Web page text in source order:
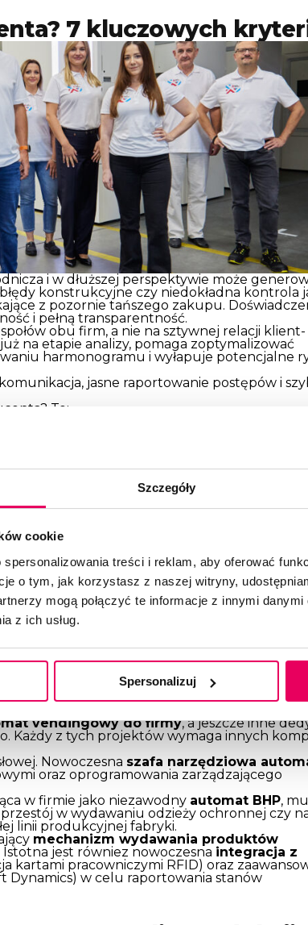
Szczegóły
cookie
treści i reklam, aby oferować
o tym, jak korzystasz z naszej witryny,
mogą połączyć te informacje z innymi
z ich usług.
Spersonalizuj
7 kluczowych
i w dłuższej perspektywie może
konstrukcyjne czy niedokładna kontrola
z pozornie tańszego zakupu.
i pełną transparentność.
obu firm, a nie na sztywnej relacji klient-
na etapie analizy, pomaga zoptymalizować
harmonogramu i wyłapuje potencjalne
jasne raportowanie postępów i
To:
R&D, który potrafi skalować projekt i
od fazy prototypu do
łańcuchem dostaw (BOM) składającym się
wskaźniki KPI dla produkcji i logistyki,
a także przejrzysta
zatowarowanie materiałów pod duże
nie będzie konkurował z Tobą na Twoim
inżynieryjne.
ma decydujące
ogromną różnorodnością konstrukcyjną.
zimne napoje, a czym innym
vendingowy do firmy, a jeszcze inne
Każdy z tych projektów wymaga innych
Nowoczesna szafa narzędziowa
oraz oprogramowania zarządzającego
w firmie jako niezawodny automat BHP,
w wydawaniu odzieży ochronnej czy
linii produkcyjnej fabryki.
mechanizm wydawania produktów
jest równiez nowoczesna integracja z
kartami pracowniczymi RFID) oraz
Dynamics) w celu raportowania stanów